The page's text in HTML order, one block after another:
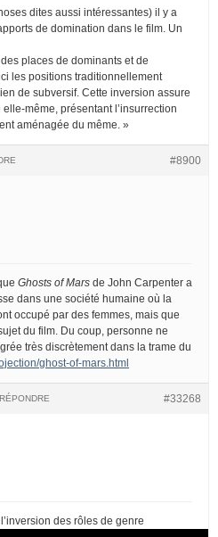
dites aussi intéressantes) il y a
de domination dans le film. Un
places de dominants et de
les positions traditionnellement
de subversif. Cette inversion assure
même, présentant l’insurrection
aménagée du même. »
#8900
Ghosts of Mars de John Carpenter a
dans une société humaine où la
occupé par des femmes, mais que
du film. Du coup, personne ne
très discrètement dans la trame du
ghost-of-mars.html
#33268
RÉPONDRE
des rôles de genre